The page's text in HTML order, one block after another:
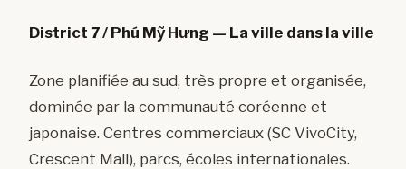
District 7 / Phú Mỹ Hưng — La ville dans la ville
Zone planifiée au sud, très propre et organisée,
dominée par la communauté coréenne et
japonaise. Centres commerciaux (SC VivoCity,
Crescent Mall), parcs, écoles internationales.